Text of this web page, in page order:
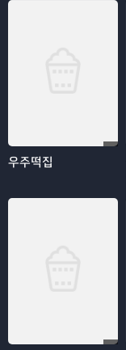
우주떡집